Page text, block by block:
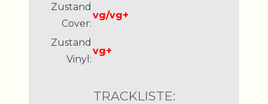
Zustand
Cover:
vg/vg+
Zustand
Vinyl:
vg+
TRACKLISTE: